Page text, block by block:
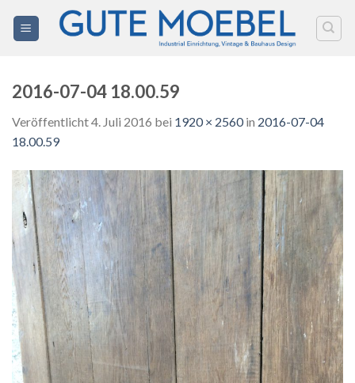
Inhalt
2016-07-04 18.00.59
Veröffentlicht4. Juli 2016 bei 1920 × 2560in 2016-07-04
18.00.59